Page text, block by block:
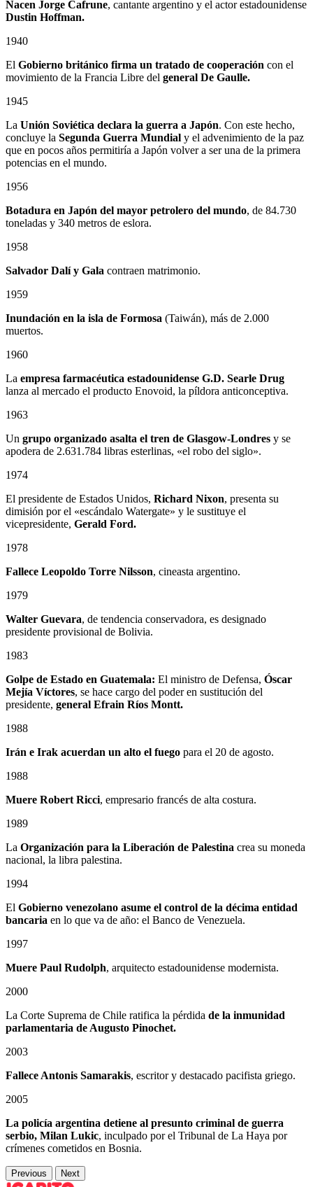
Nacen Jorge Cafrune, cantante argentino y el actor estadounidense
Dustin Hoffman.
1940
El Gobierno británico firma un tratado de cooperación con el
movimiento de la Francia Libre del general De Gaulle.
1945
La Unión Soviética declara la guerra a Japón. Con este hecho,
concluye la Segunda Guerra Mundial y el advenimiento de la paz
que en pocos años permitiría a Japón volver a ser una de la primera
potencias en el mundo.
1956
Botadura en Japón del mayor petrolero del mundo, de 84.730
toneladas y 340 metros de eslora.
1958
Salvador Dalí y Gala contraen matrimonio.
1959
Inundación en la isla de Formosa (Taiwán), más de 2.000
muertos.
1960
La empresa farmacéutica estadounidense G.D. Searle Drug
lanza al mercado el producto Enovoid, la píldora anticonceptiva.
1963
Un grupo organizado asalta el tren de Glasgow-Londres y se
apodera de 2.631.784 libras esterlinas, «el robo del siglo».
1974
El presidente de Estados Unidos, Richard Nixon, presenta su
dimisión por el «escándalo Watergate» y le sustituye el
vicepresidente, Gerald Ford.
1978
Fallece Leopoldo Torre Nilsson, cineasta argentino.
1979
Walter Guevara, de tendencia conservadora, es designado
presidente provisional de Bolivia.
1983
Golpe de Estado en Guatemala: El ministro de Defensa, Óscar
Mejía Víctores, se hace cargo del poder en sustitución del
presidente, general Efrain Ríos Montt.
1988
Irán e Irak acuerdan un alto el fuego para el 20 de agosto.
1988
Muere Robert Ricci, empresario francés de alta costura.
1989
La Organización para la Liberación de Palestina crea su moneda
nacional, la libra palestina.
1994
El Gobierno venezolano asume el control de la décima entidad
bancaria en lo que va de año: el Banco de Venezuela.
1997
Muere Paul Rudolph, arquitecto estadounidense modernista.
2000
La Corte Suprema de Chile ratifica la pérdida de la inmunidad
parlamentaria de Augusto Pinochet.
2003
Fallece Antonis Samarakis, escritor y destacado pacifista griego.
2005
La policía argentina detiene al presunto criminal de guerra
serbio, Milan Lukic, inculpado por el Tribunal de La Haya por
crímenes cometidos en Bosnia.
Previous Next